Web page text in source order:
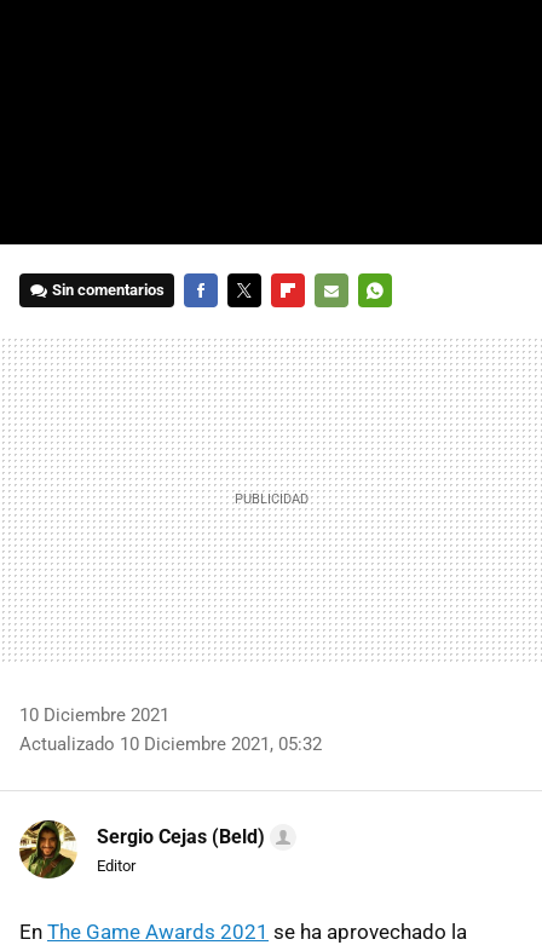
Sin comentarios
MAIL
10 Diciembre 2021
Actualizado 10 Diciembre 2021, 05:32
Sergio Cejas (Beld)
Editor
En The Game Awards 2021 se ha aprovechado la